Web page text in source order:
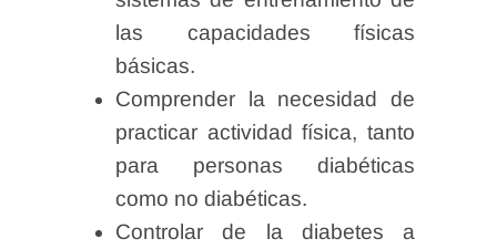
las capacidades físicas
básicas.
Comprender la necesidad de
practicar actividad física, tanto
para personas diabéticas
como no diabéticas.
Controlar de la diabetes a